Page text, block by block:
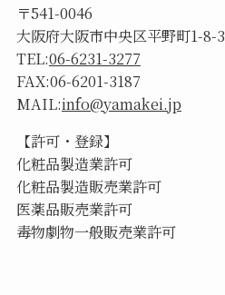
〒541-0046
大阪府大阪市中央区平野町1-8-3
TEL:06-6231-3277
FAX:06-6201-3187
MAIL:info@yamakei.jp
【許可・登録】
化粧品製造業許可
化粧品製造販売業許可
医薬品販売業許可
毒物劇物一般販売業許可